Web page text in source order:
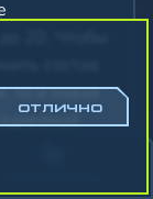
состав
то и новая
ОТЛИЧНО